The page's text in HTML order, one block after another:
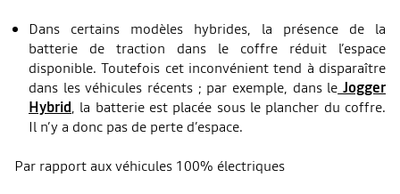
Dans certains modèles hybrides, la présence de la
batterie de traction dans le coffre réduit l’espace
disponible. Toutefois cet inconvénient tend à disparaître
dans les véhicules récents ; par exemple, dans le Jogger
Hybrid, la batterie est placée sous le plancher du coffre.
Il n’y a donc pas de perte d’espace.
Par rapport aux véhicules 100% électriques